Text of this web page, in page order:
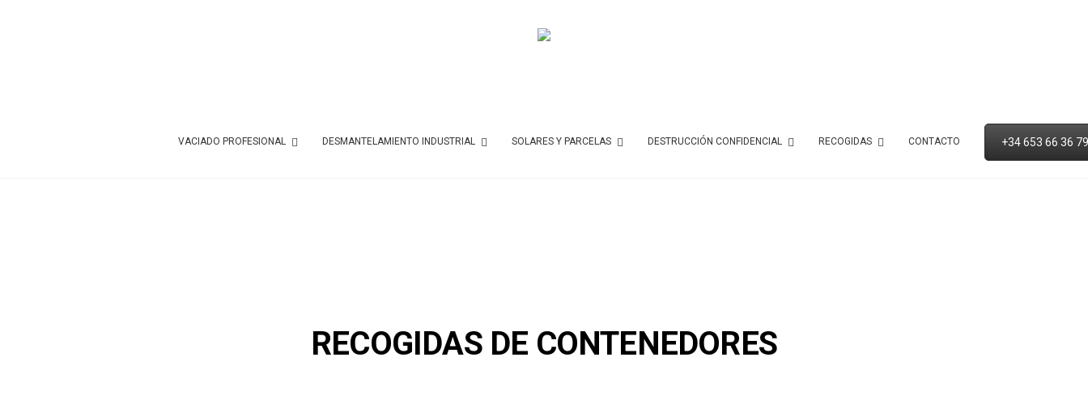
VACIADO PROFESIONAL DESMANTELAMIENTO INDUSTRIAL SOLARES Y PARCELAS DESTRUCCIÓN CONFIDENCIAL RECOGIDAS CONTACTO +34 653 66 36 79
RECOGIDAS DE CONTENEDORES